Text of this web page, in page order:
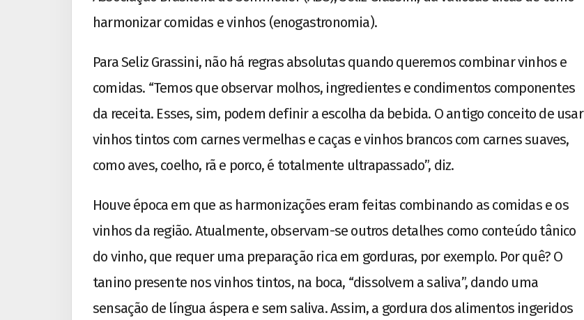
harmonizar comidas e vinhos (enogastronomia).
Para Seliz Grassini, não há regras absolutas quando queremos combinar vinhos e
comidas. “Temos que observar molhos, ingredientes e condimentos componentes
da receita. Esses, sim, podem definir a escolha da bebida. O antigo conceito de usar
vinhos tintos com carnes vermelhas e caças e vinhos brancos com carnes suaves,
como aves, coelho, rã e porco, é totalmente ultrapassado”, diz.
Houve época em que as harmonizações eram feitas combinando as comidas e os
vinhos da região. Atualmente, observam-se outros detalhes como conteúdo tânico
do vinho, que requer uma preparação rica em gorduras, por exemplo. Por quê? O
tanino presente nos vinhos tintos, na boca, “dissolvem a saliva”, dando uma
sensação de língua áspera e sem saliva. Assim, a gordura dos alimentos ingeridos